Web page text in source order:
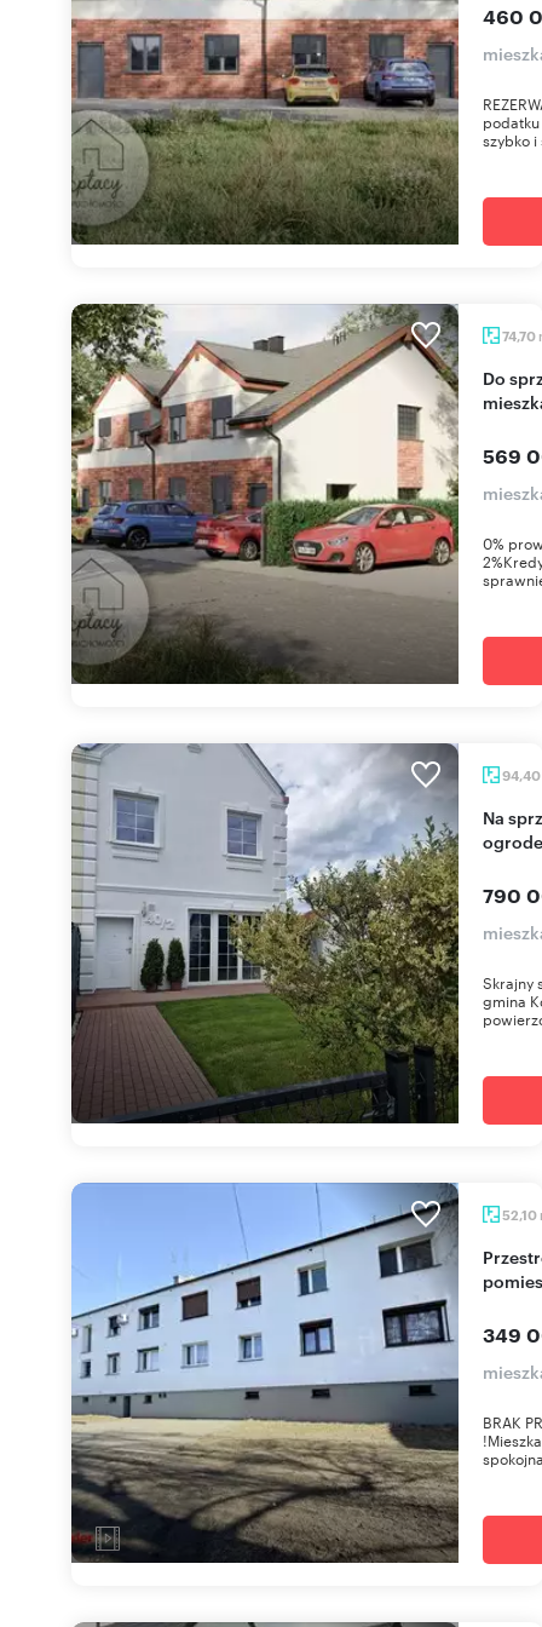
460
szybko
74,70
Do sprzedania nowoczesne 3-pokojowe
569
0%
94,40
Na sprzedaż skrajny segment po remoncie z
790
Skrajny
gmina
52,10
Przestronne 2-pokojowe mieszkanie z garażem i
349
BRAK